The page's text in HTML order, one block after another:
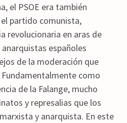
el PSOE era también
partido comunista,
revolucionaria en aras de
anarquistas españoles
de la moderación que
como
de la Falange, mucho
y represalias que los
y anarquista. En este